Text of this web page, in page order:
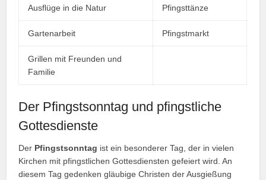
Ausflüge in die Natur Pfingsttänze
Gartenarbeit Pfingstmarkt
Grillen mit Freunden und
Familie
Der Pfingstsonntag und pfingstliche
Gottesdienste
Der Pfingstsonntag ist ein besonderer Tag, der in vielen
Kirchen mit pfingstlichen Gottesdiensten gefeiert wird. An
diesem Tag gedenken gläubige Christen der Ausgießung